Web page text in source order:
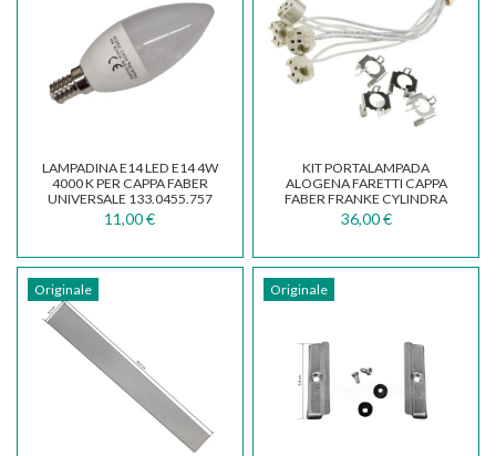
LAMPADINA E14 LED E14 4W
4000 K PER CAPPA FABER
UNIVERSALE 133.0455.757
11,00 €
KIT PORTALAMPADA
ALOGENA FARETTI CAPPA
FABER FRANKE CYLINDRA
133.0059.114
36,00 €
Originale Originale